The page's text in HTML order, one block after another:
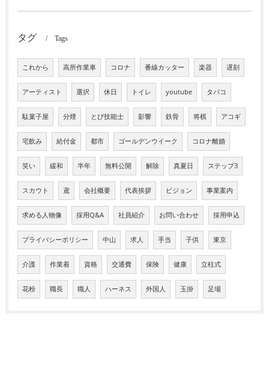
タグ Tags
これから 高所作業車 コロナ 番線カッター 楽器 遅刻
アーティスト 選択 休日 トイレ youtube タバコ
駄菓子屋 分煙 とび技能士 影響 鉄骨 将棋 アコギ
宅飲み 給付金 都市 ゴールデンウイーク コロナ離婚
笑い 緩和 半年 無料公開 解除 真夏日 ステップ3
スカウト 鳶 会社概要 代表挨拶 ビジョン 事業案内
求める人物像 採用Q&A 社員紹介 お問い合わせ 採用申込
プライバシーポリシー 中山 求人 手当 子供 東京
介護 作業着 資格 交通費 保険 健康 立柱式
花粉 職長 職人 ハーネス 外国人 玉掛 足場